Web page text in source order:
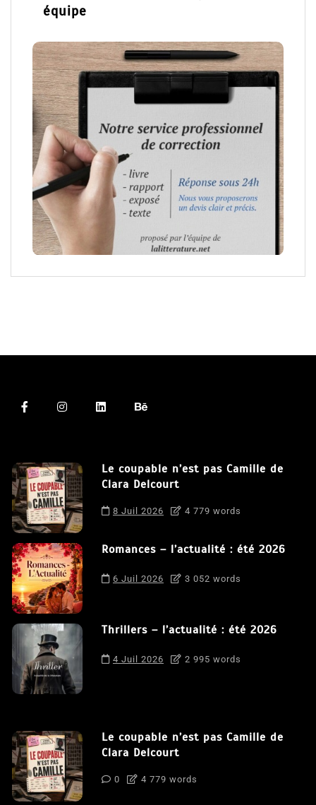
équipe
Le coupable n’est pas Camille de
Clara Delcourt
8 Juil 2026 4 779 words
Romances – l’actualité : été 2026
6 Juil 2026 3 052 words
Thrillers – l’actualité : été 2026
4 Juil 2026 2 995 words
Le coupable n’est pas Camille de
Clara Delcourt
0 4 779 words